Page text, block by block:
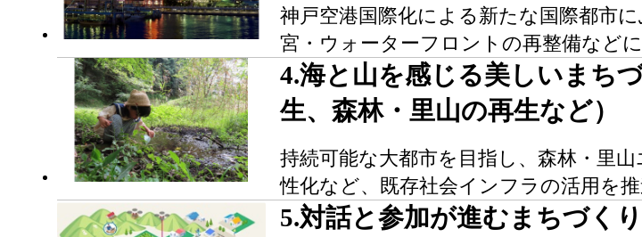
神戸空港国際化による新たな国際都市
宮・ウォーターフロントの再整備などに
4.海と⼭を感じる美しいまち
生、森林・里山の再生など）
持続可能な大都市を目指し、森林・里
性化など、既存社会インフラの活用を
5.対話と参加が進むまちづく